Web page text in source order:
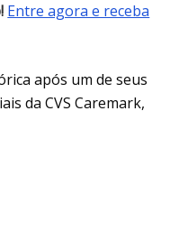
Entre agora e receba
após um de seus
da CVS Caremark,